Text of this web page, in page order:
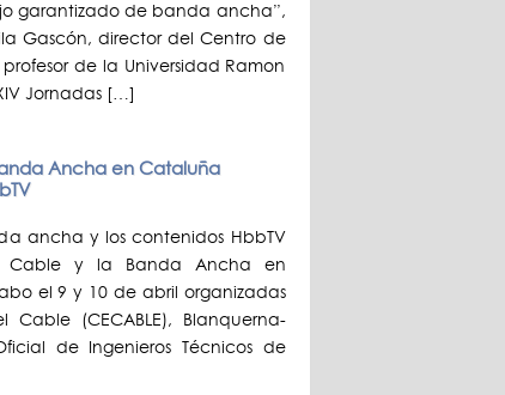
garantizado de banda ancha”,
Gascón, director del Centro de
profesor de la Universidad Ramon
Jornadas […]
Ancha en Cataluña
ancha y los contenidos HbbTV
Cable y la Banda Ancha en
el 9 y 10 de abril organizadas
(CECABLE), Blanquerna-
de Ingenieros Técnicos de